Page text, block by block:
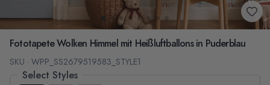
Fototapete Wolken Himmel mit Heißluftballons in Puderblau
SKU · WPP_SS2679519583_STYLE1
Select Styles